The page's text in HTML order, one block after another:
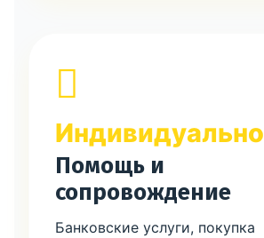
Индивидуально
Помощь и
сопровождение
Банковские услуги, покупка